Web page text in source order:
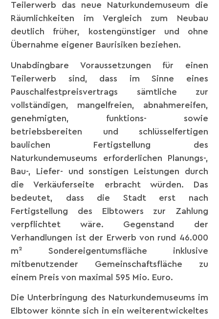
Teilerwerb das neue Naturkundemuseum die
Räumlichkeiten im Vergleich zum Neubau
deutlich früher, kostengünstiger und ohne
Übernahme eigener Baurisiken beziehen.
Unabdingbare Voraussetzungen für einen
Teilerwerb sind, dass im Sinne eines
Pauschalfestpreisvertrags sämtliche zur
vollständigen, mangelfreien, abnahmereifen,
genehmigten, funktions- sowie
betriebsbereiten und schlüsselfertigen
baulichen Fertigstellung des
Naturkundemuseums erforderlichen Planungs-,
Bau-, Liefer- und sonstigen Leistungen durch
die Verkäuferseite erbracht würden. Das
bedeutet, dass die Stadt erst nach
Fertigstellung des Elbtowers zur Zahlung
verpflichtet wäre. Gegenstand der
Verhandlungen ist der Erwerb von rund 46.000
m² Sondereigentumsfläche inklusive
mitbenutzender Gemeinschaftsfläche zu
einem Preis von maximal 595 Mio. Euro.
Die Unterbringung des Naturkundemuseums im
Elbtower könnte sich in ein weiterentwickeltes